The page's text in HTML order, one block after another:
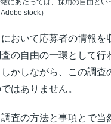
にあたっては、採用の自由とい
stock）
おいて応募者の情報を
査の自由の一環として行
かしながら、この調査
はありません。
調査の方法と事項とで当